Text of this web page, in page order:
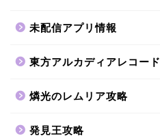
未配信アプリ情報
東方アルカディアレコード
燐光のレムリア攻略
発見王攻略